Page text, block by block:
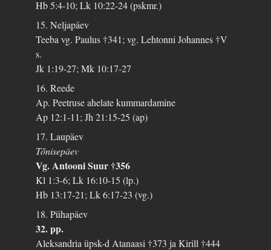
Hb 5:4-10; Lk 10:22-24 (pskmr.)
15. Neljapäev
Teeba vg. Paulus †341; vg. Lehtonni Johannes †V
s.
Jk 1:19-27; Mk 10:17-27
16. Reede
Ap. Peetruse ahelate kummardamine
Ap 12:1-11; Jh 21:15-25 (ap)
17. Laupäev
Tõnisepäev
Vg. Antooni Suur †356
Kl 1:3-6; Lk 16:10-15 (lp.)
Hb 13:17-21; Lk 6:17-23 (vg.)
18. Pühapäev
32. pp.
Aleksandria üpsk-d Atanaasi †373 ja Kirill †444